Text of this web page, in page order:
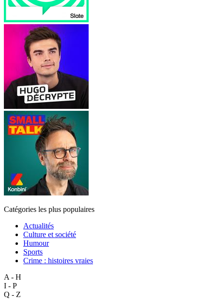
Catégories les plus populaires
Actualités
Culture et société
Humour
Sports
Crime : histoires vraies
A - H
I - P
Q - Z